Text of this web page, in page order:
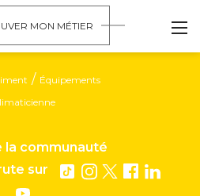
MON MÉTIER
/ Équipements
la communauté
sur